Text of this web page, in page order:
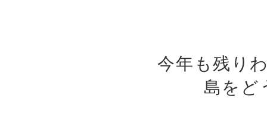
今年も残り
島をど